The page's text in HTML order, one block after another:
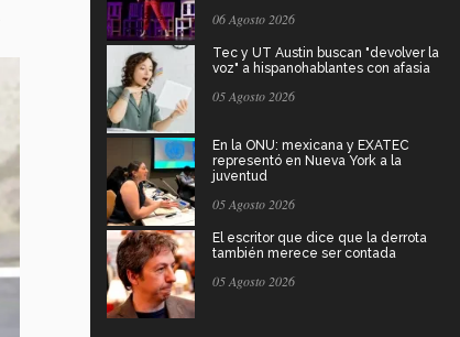
06 Agosto 2026
Tec y UT Austin buscan "devolver la
voz" a hispanohablantes con afasia
05 Agosto 2026
En la ONU: mexicana y EXATEC
representó en Nueva York a la
juventud
05 Agosto 2026
El escritor que dice que la derrota
también merece ser contada
05 Agosto 2026